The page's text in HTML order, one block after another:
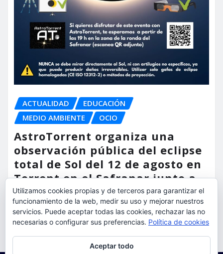
ACTUALIDAD
EDUCACIÓN
MEDIO AMBIENTE
OCIO
AstroTorrent organiza una
observación pública del eclipse
total de Sol del 12 de agosto en
Torrent en el Safranar junto a
las vías del AVE
torrent al dia Ago 5, 2026
Utilizamos cookies propias y de terceros para garantizar el
funcionamiento de la web, medir su uso y mejorar nuestros
servicios. Puede aceptar todas las cookies, rechazar las no
necesarias o configurar sus preferencias. Política de cookies
Aceptar todo